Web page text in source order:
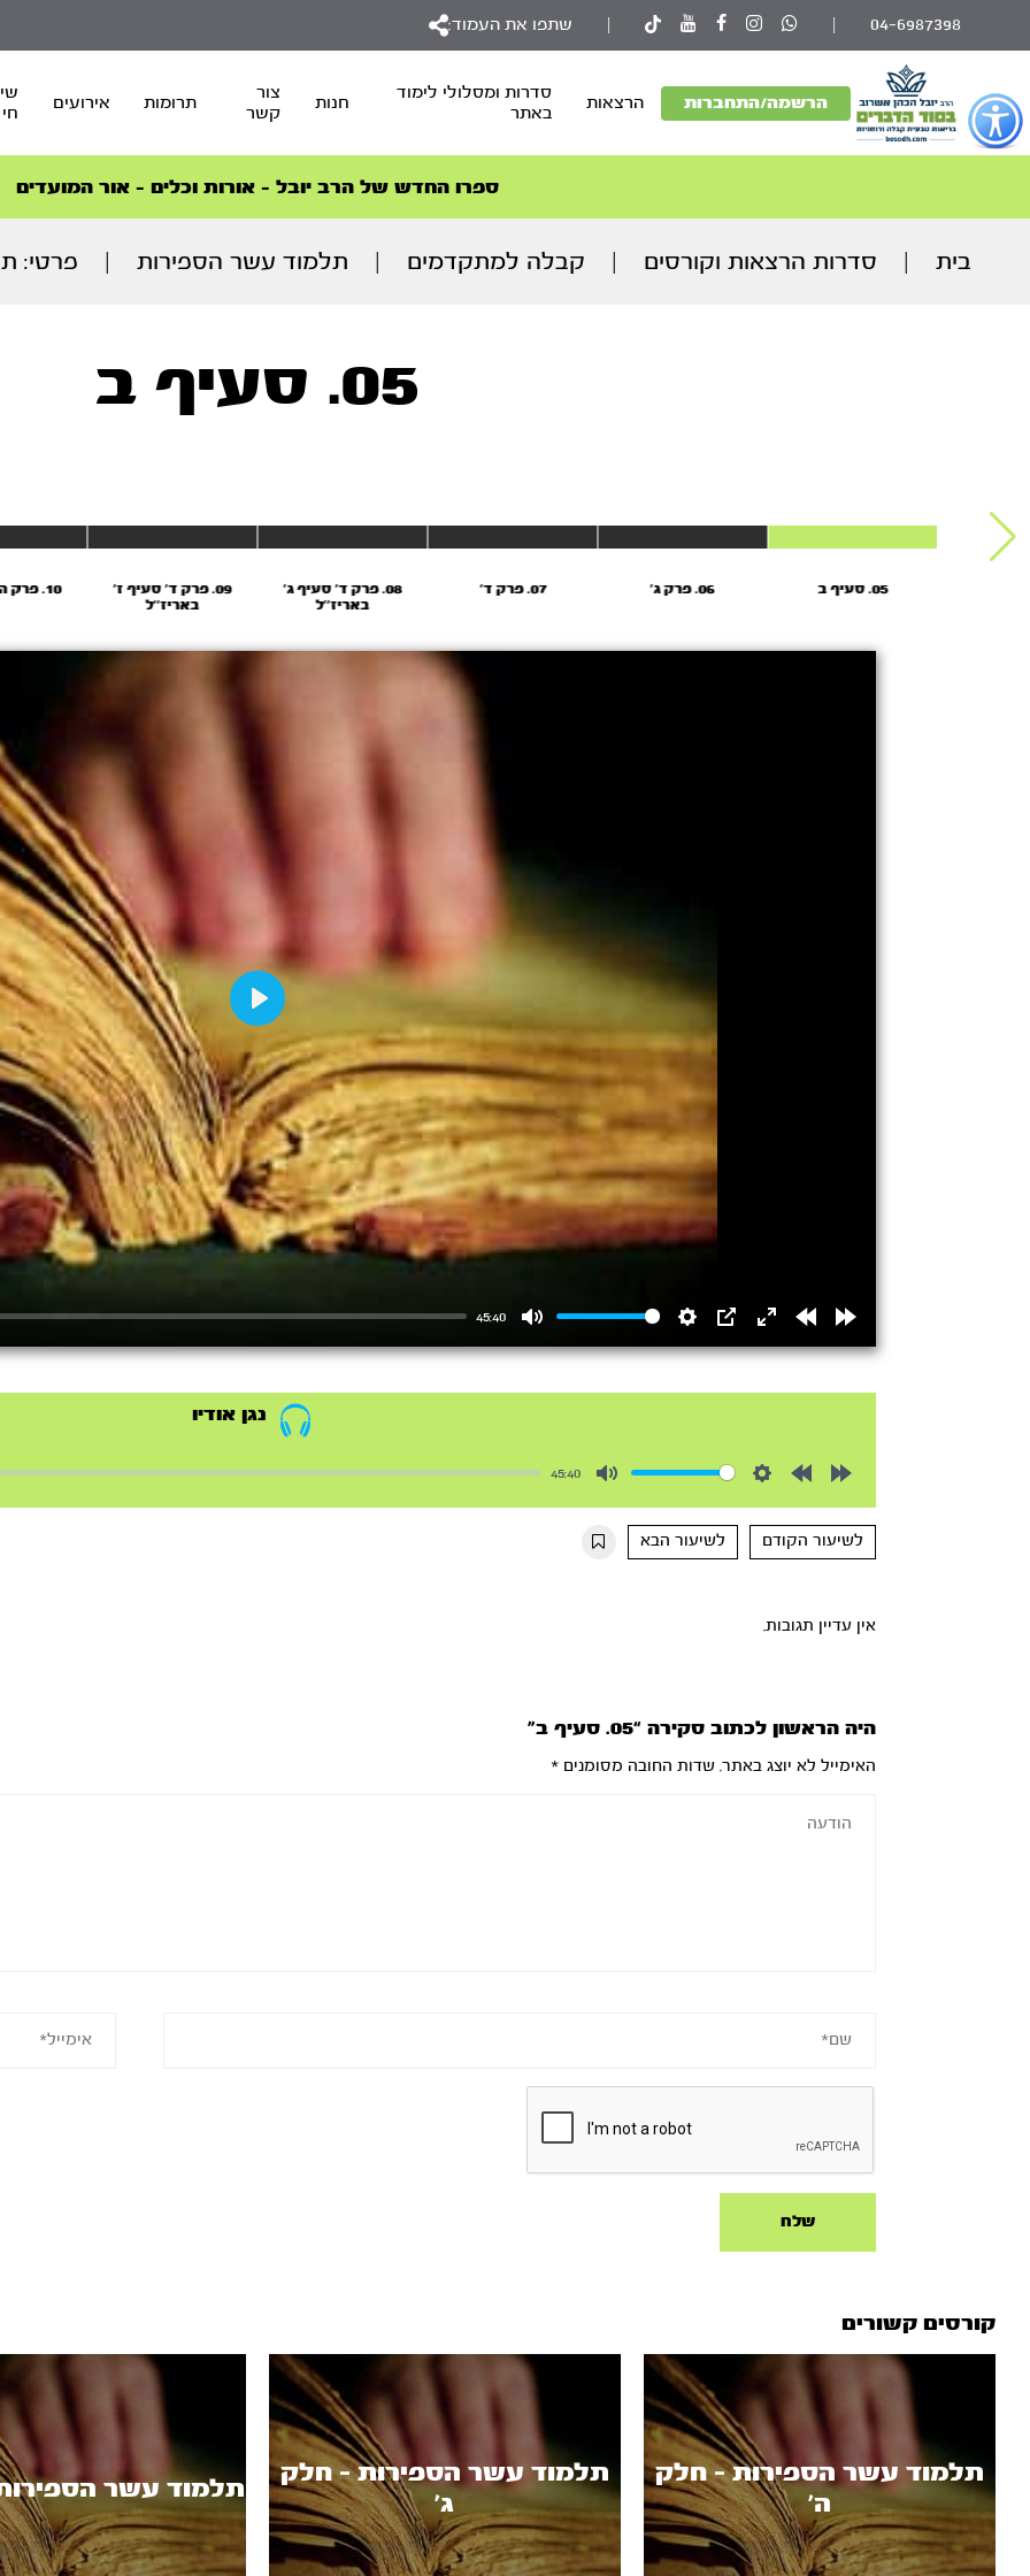
כפתור
לפתיחת
תפריט
נגישות
04-6987398 שתפו את העמוד:
הרשמה/התחברות הרצאות
סדרות ומסלולי לימוד
באתר
חנות
צור
קשר
תרומות אירועים
חי
סדרות הפודקאסטים
הסדרה המובילה החודש – דרך המלך
ספרו החדש של הרב יובל – אורות וכלים – אור המועדים
הצטרפו למהפכת הבריאות הטבעית >
סדרות הפודקאסטים
הסדרה המובילה החודש – דרך המלך
בית סדרות הרצאות וקורסים קבלה למתקדמים תלמוד עשר הספירות פרטי:
05. סעיף ב
05. סעיף ב 06. פרק ג' 07. פרק ד’
08. פרק ד' סעיף ג'
באריז''ל
09. פרק ד' סעיף ז'
באריז''ל
10. פרק ה' סעיף ג'
45:40
Play
נגן אודיו
45:40
10s
10s
לשיעור הקודם
לשיעור הבא
אין עדיין תגובות.
היה הראשון לכתוב סקירה “05. סעיף ב”
האימייל לא יוצג באתר. שדות החובה מסומנים*
קורסים קשורים
תלמוד עשר הספירות - חלק
ה’
תלמוד עשר הספירות - חלק
ג'
תלמוד עשר